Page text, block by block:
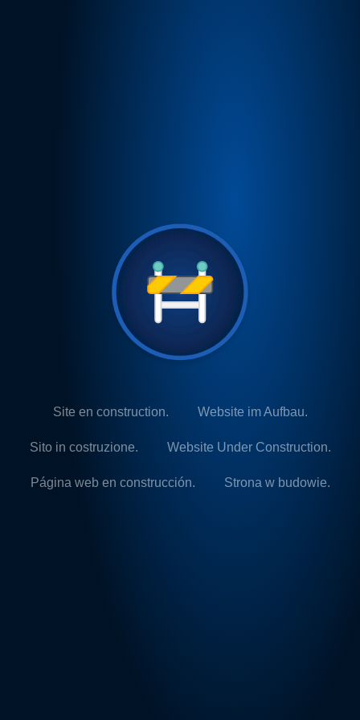
Site en construction. Website im Aufbau.
Sito in costruzione. Website Under Construction.
Página web en construcción. Strona w budowie.